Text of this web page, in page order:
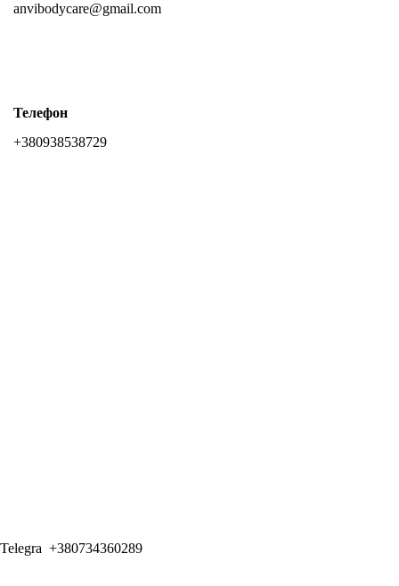
anvibodycare@gmail.com
Телефон
+380938538729
Telegra +380734360289